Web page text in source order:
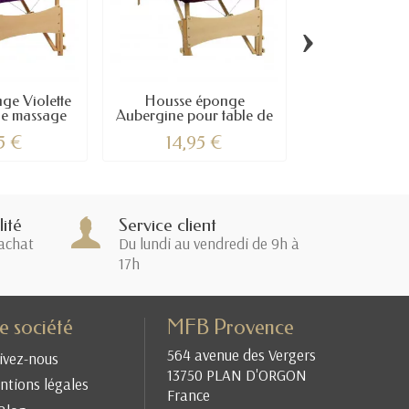
Violette
massage
€
Housse éponge
Aubergine pour table de
massage
14,95 €
›
Service client
Du lundi au vendredi de 9h à
17h
société
nous
légales
MFB Provence
564 avenue des Vergers
13750 PLAN D'ORGON
France